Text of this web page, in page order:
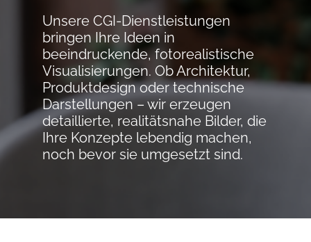
Unsere CGI-Dienstleistungen
bringen Ihre Ideen in
beeindruckende, fotorealistische
Visualisierungen. Ob Architektur,
Produktdesign oder technische
Darstellungen – wir erzeugen
detaillierte, realitätsnahe Bilder, die
Ihre Konzepte lebendig machen,
noch bevor sie umgesetzt sind.